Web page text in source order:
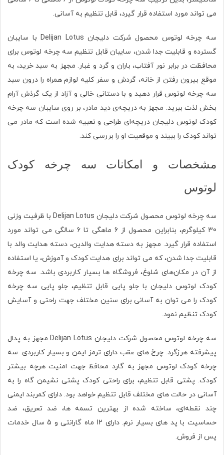
می تواند مورد استفاده قرار گیرد، قابل تنظیم به آسانی.
سه چرخه لوتوس محصول شرکت دلیجان Delijan Lotus با سایبان
گسترده و قابلیت جدا شدن، سایبان قابل تنظیم سه چرخه لوتوس برای
محافظت در برابر نور آفتاب، باران و گرد و غبار. مجهز به سبد خرید، به
موقع بیرون رفتن از خانه، گردش و سفر کلیه لوازم همراه را درون سبد
سه چرخه لوتوس قرار دهید و با دستانی خالی و آزاد از یک گرذش آرام
بخش لذت ببرید. مجهز به دریچه‌ی دید مادر، بر روی سایبان سه چرخه
کودک لوتوس دلیجان دریچه‌ای طراحی و تعبیه شده است که مادر می
تواند کودک را ببیند و موقعیت او را بررسی کند.
مشخصات و امکانات سه چرخه کودک
لوتوس
سه چرخه لوتوس محصول شرکت دلیجان Delijan Lotus با ظرفیت وزنی
30 کیلوگرم، بنابراین محصول از 6 ماهگی تا 6 سالگی می تواند مورد
استفاده قرار گیرد. مجهز به دسته هدایت والدین، دسته هدایت والد با
قابلیت جدا شدن، که می تواند برای هدایت کودک و آموزش، یا استفاده
از آن در مکان‌های شلوغ، فروشگاه ها بسیار کاربردی باشد. سه چرخه
کودک لوتوس دلیجان با جلو پایی قابل تنظیم، جلو پایی سه چرخه
کودک را می توان به آسانی برای سنین مختلف جهت راحتی و آسایش
کودک تنظیم نمود.
سه چرخه لوتوس محصول شرکت دلیجان Delijan Lotus مجهز به پدال
پیشرفته هرزگرد. چرخ های عقب دارای ترمز ایمن و بسیار کاربردی. سه
چرخه کودک لوتوس مجهز به گارد محافظ جهت امنیت هرچه بیشتر
کودک. پشتی قابل تنظیم، برای راحتی کودک پشتی نشیمن گاه را به
آسانی در حالت های مختلف قابل تنظیم خواهد بود. دارای کمربند ایمنی
چند نقطه‌ای، ساخته شده از بهترین تسمه ها، ضد تعریق، ضد
حساسیت با پد های بسیار نرم. دارای 12 ماه گارانتی و 5 سال خدمات
پس از فروش.